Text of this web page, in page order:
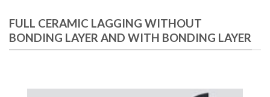
FULL CERAMIC LAGGING WITHOUT
BONDING LAYER AND WITH BONDING LAYER